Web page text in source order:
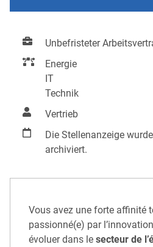
Unbefristeter
Energie
IT
Technik
Vertrieb
Die Stellenanzeige
archiviert.
Vous avez une forte affinité
passionné(e) par
évoluer dans le secteur de